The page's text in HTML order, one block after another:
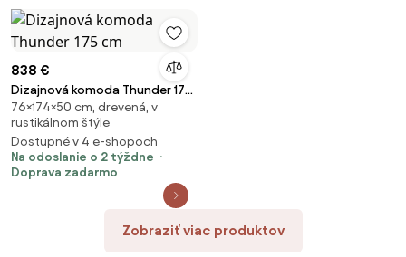
838 €
Dizajnová komoda Thunder 175
cm
76×174×50 cm, drevená, v
rustikálnom štýle
Dostupné v 4 e-shopoch
Na odoslanie o 2 týždne
Doprava zadarmo
Zobraziť viac produktov